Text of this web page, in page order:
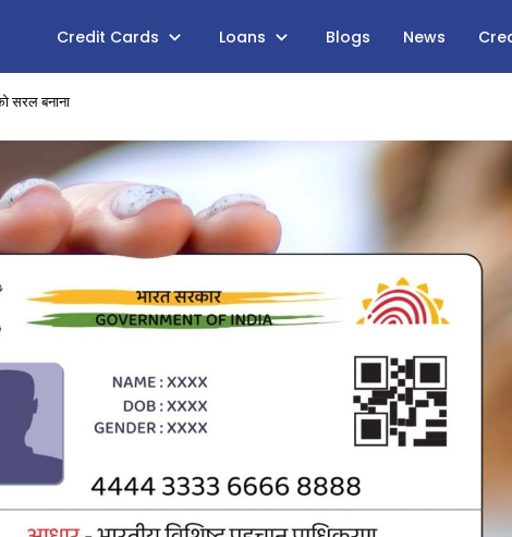
Credit Cards Loans Blogs News
सरल बनाना